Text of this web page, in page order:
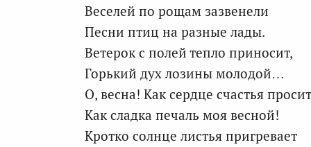
Веселей по рощам зазвенели
Песни птиц на разные лады.
Ветерок с полей тепло приносит,
Горький дух лозины молодой…
О, весна! Как сердце счастья
Как сладка печаль моя весной!
Кротко солнце листья пригревает